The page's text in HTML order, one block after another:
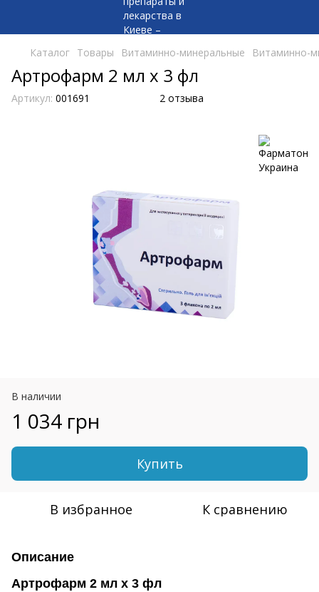
Каталог Товары Витаминно-минеральные Витаминно-
Артрофарм 2 мл х 3 фл
Артикул: 001691 2 отзыва
В наличии
1 034 грн
Купить
В избранное К сравнению
Описание
Артрофарм 2 мл х 3 фл